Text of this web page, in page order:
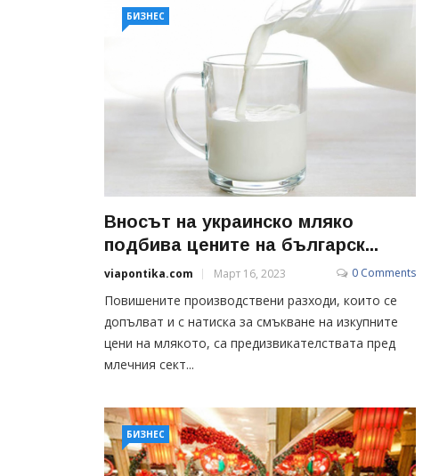
БИЗНЕС
Вносът на украинско мляко
подбива цените на българск...
viapontika.com Март 16, 2023 0 Comments
Повишените производствени разходи, които се
допълват и с натиска за смъкване на изкупните
цени на млякото, са предизвикателствата пред
млечния сект...
БИЗНЕС